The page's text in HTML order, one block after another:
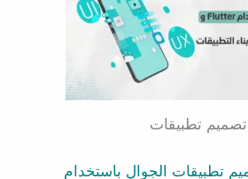
تصميم تطبيقات
تطبيقات الجوال باستخدام